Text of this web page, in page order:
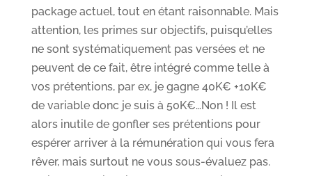
package actuel, tout en étant raisonnable. Mais
attention, les primes sur objectifs, puisqu’elles
ne sont systématiquement pas versées et ne
peuvent de ce fait, être intégré comme telle à
vos prétentions, par ex, je gagne 40K€ +10K€
de variable donc je suis à 50K€…Non ! Il est
alors inutile de gonfler ses prétentions pour
espérer arriver à la rémunération qui vous fera
rêver, mais surtout ne vous sous-évaluez pas.